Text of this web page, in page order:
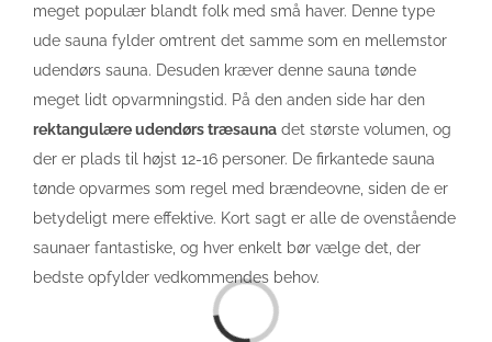
meget populær blandt folk med små haver. Denne type
ude sauna fylder omtrent det samme som en mellemstor
udendørs sauna. Desuden kræver denne sauna tønde
meget lidt opvarmningstid. På den anden side har den
rektangulære udendørs træsauna det største volumen, og
der er plads til højst 12-16 personer. De firkantede sauna
tønde opvarmes som regel med brændeovne, siden de er
betydeligt mere effektive. Kort sagt er alle de ovenstående
saunaer fantastiske, og hver enkelt bør vælge det, der
bedste opfylder vedkommendes behov.
Loading...